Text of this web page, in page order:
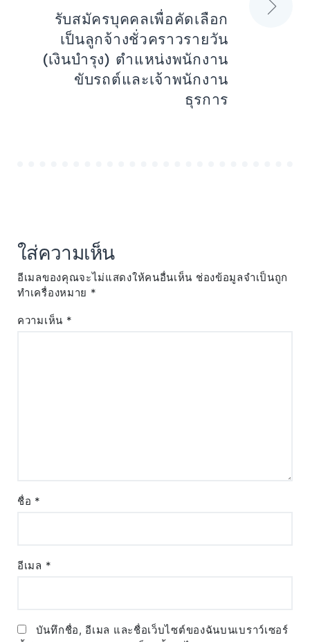
รับสมัครบุคคลเพื่อคัดเลือก
เป็นลูกจ้างชั่วคราวรายวัน
(เงินบำรุง) ตำแหน่งพนักงาน
ขับรถต์และเจ้าพนักงาน
ธุรการ
ใส่ความเห็น
อีเมลของคุณจะไม่แสดงให้คนอื่นเห็น ช่องข้อมูลจำเป็นถูก
ทำเครื่องหมาย *
ความเห็น *
ชื่อ *
อีเมล *
บันทึกชื่อ, อีเมล และชื่อเว็บไซต์ของฉันบนเบราว์เซอร์